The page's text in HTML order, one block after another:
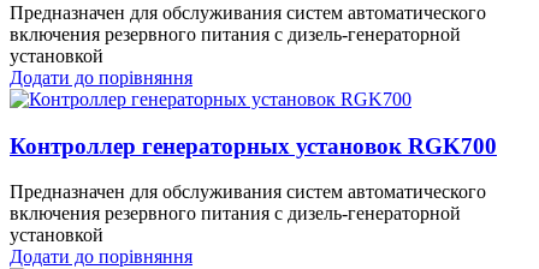
Предназначен для обслуживания систем автоматического
включения резервного питания с дизель-генераторной
установкой
Додати до порівняння
Контроллер генераторных установок RGK700
Предназначен для обслуживания систем автоматического
включения резервного питания с дизель-генераторной
установкой
Додати до порівняння